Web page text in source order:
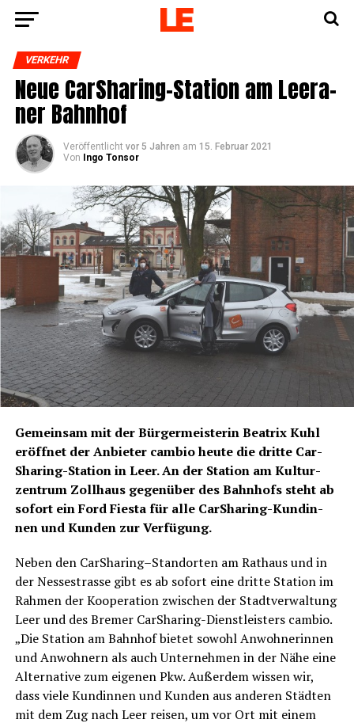
VERKEHR
Neue Car­Sha­ring-Sta­ti­on am Leera­
ner Bahnhof
Veröffentlicht vor 5 Jahren am 15. Februar 2021
Von
Ingo Tonsor
Gemein­sam mit der Bür­ger­meis­te­rin Bea­trix Kuhl
eröff­net der Anbie­ter cam­bio heu­te die drit­te Car­
Sha­ring-Sta­ti­on in Leer. An der Sta­ti­on am Kul­tur­
zen­trum Zoll­haus gegen­über des Bahn­hofs steht ab
sofort ein Ford Fies­ta für alle Car­Sha­ring-Kun­din­
nen und Kun­den zur Verfügung.
Neben den CarSharing–Standorten am Rat­haus und in
der Ness­estras­se gibt es ab sofort eine drit­te Sta­ti­on im
Rah­men der Koope­ra­ti­on zwi­schen der Stadt­ver­wal­tung
Leer und des Bre­mer Car­Sha­ring-Dienst­leis­ters cam­bio.
„Die Sta­ti­on am Bahn­hof bie­tet sowohl Anwoh­ne­rin­nen
und Anwoh­nern als auch Unter­neh­men in der Nähe eine
Alter­na­ti­ve zum eige­nen Pkw. Außer­dem wis­sen wir,
dass vie­le Kun­din­nen und Kun­den aus ande­ren Städ­ten
mit dem Zug nach Leer rei­sen, um vor Ort mit einem